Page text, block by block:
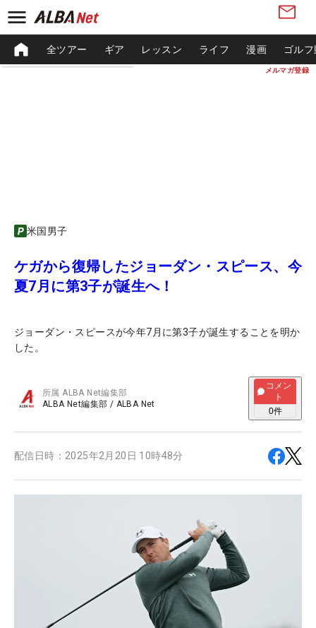
メルマガ登録
全ツアー ギア レッスン ライフ 漫画 ゴル
米国男子
ケガから復帰したジョーダン・スピース、今
夏7月に第3子が誕生へ！
ジョーダン・スピースが今年7月に第3子が誕生することを明か
した。
所属ALBA Net編集部
ALBA Net編集部 / ALBA Net
コメン
ト
0件
配信日時： 2025年2月20日 10時48分